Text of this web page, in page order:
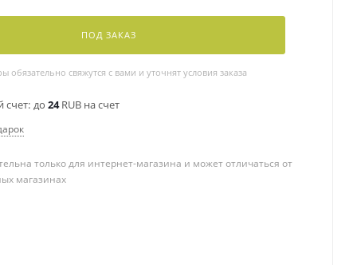
ПОД ЗАКАЗ
свяжутся с вами и уточнят условия заказа
счет: до 24RUB на счет
только для интернет-магазина и может отличаться от
магазинах